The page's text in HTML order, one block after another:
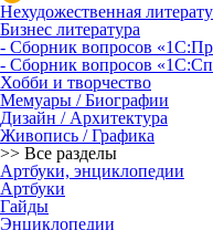
Нехудожественная
Бизнес литература
- Сборник вопросов
- Сборник вопросов
Хобби и творчество
Мемуары / Биографии
Дизайн / Архитектура
Живопись / Графика
>> Все разделы
Артбуки, энциклопедии
Артбуки
Гайды
Энциклопедии